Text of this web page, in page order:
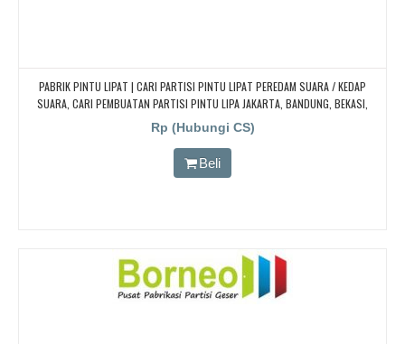
PABRIK PINTU LIPAT | CARI PARTISI PINTU LIPAT PEREDAM SUARA / KEDAP
SUARA, CARI PEMBUATAN PARTISI PINTU LIPA JAKARTA, BANDUNG, BEKASI,
DJOGJA, YOGYAKARTA TANGERANG, BOGOR, Redam/kedap Suara
Rp (Hubungi CS)
Beli